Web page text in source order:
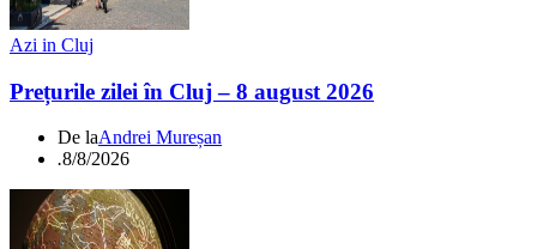
Azi in Cluj
Prețurile zilei în Cluj – 8 august 2026
De laAndrei Mureșan
.8/8/2026